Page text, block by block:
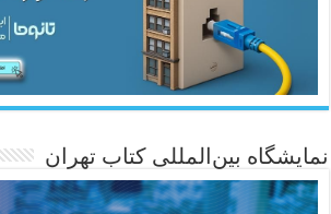
نمایشگاه بین‌المللی کتاب تهران